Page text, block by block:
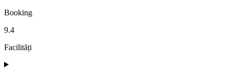
Booking
9.4
Facilități